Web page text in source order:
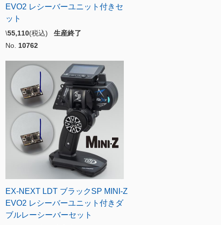
EVO2 レシーバーユニット付きセ
ット
\55,110(税込) 生産終了
No. 10762
EX-NEXT LDT ブラックSP MINI-Z
EVO2 レシーバーユニット付きダ
ブルレーシーバーセット